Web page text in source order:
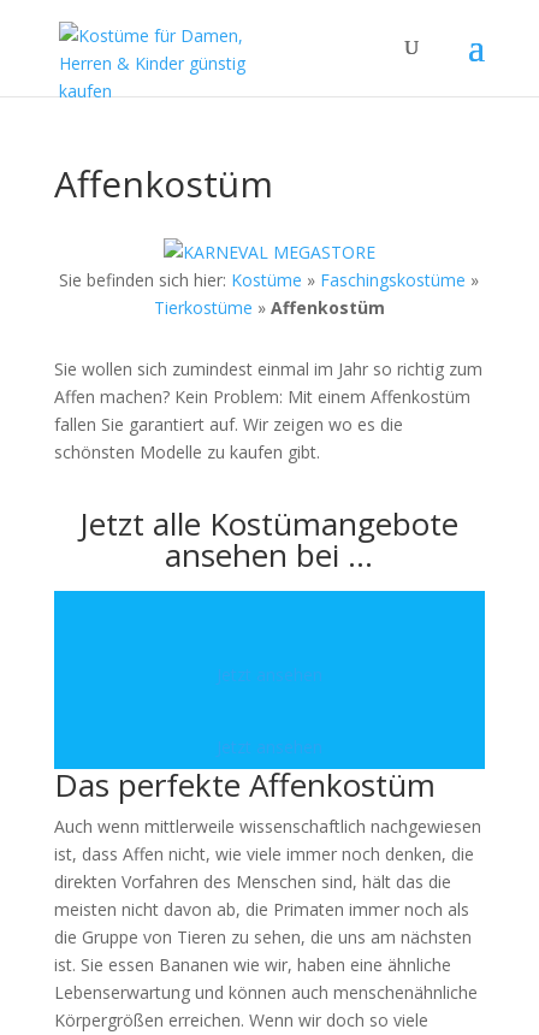
Affenkostüm
Sie befinden sich hier: Kostüme » Faschingskostüme »
Tierkostüme » Affenkostüm
Sie wollen sich zumindest einmal im Jahr so richtig zum
Affen machen? Kein Problem: Mit einem Affenkostüm
fallen Sie garantiert auf. Wir zeigen wo es die
schönsten Modelle zu kaufen gibt.
Jetzt alle Kostümangebote
ansehen bei …
Jetzt ansehen
Jetzt ansehen
Das perfekte Affenkostüm
Auch wenn mittlerweile wissenschaftlich nachgewiesen
ist, dass Affen nicht, wie viele immer noch denken, die
direkten Vorfahren des Menschen sind, hält das die
meisten nicht davon ab, die Primaten immer noch als
die Gruppe von Tieren zu sehen, die uns am nächsten
ist. Sie essen Bananen wie wir, haben eine ähnliche
Lebenserwartung und können auch menschenähnliche
Körpergrößen erreichen. Wenn wir doch so viele